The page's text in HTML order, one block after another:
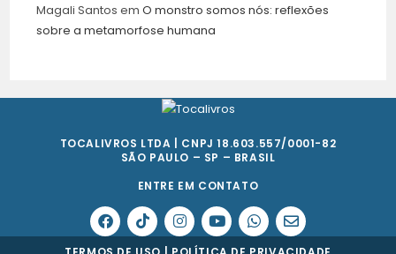
Magali Santos emO monstro somos nós: reflexões
sobre a metamorfose humana
TOCALIVROS LTDA | CNPJ 18.603.557/0001-82
SÃO PAULO – SP – BRASIL
ENTRE EM CONTATO